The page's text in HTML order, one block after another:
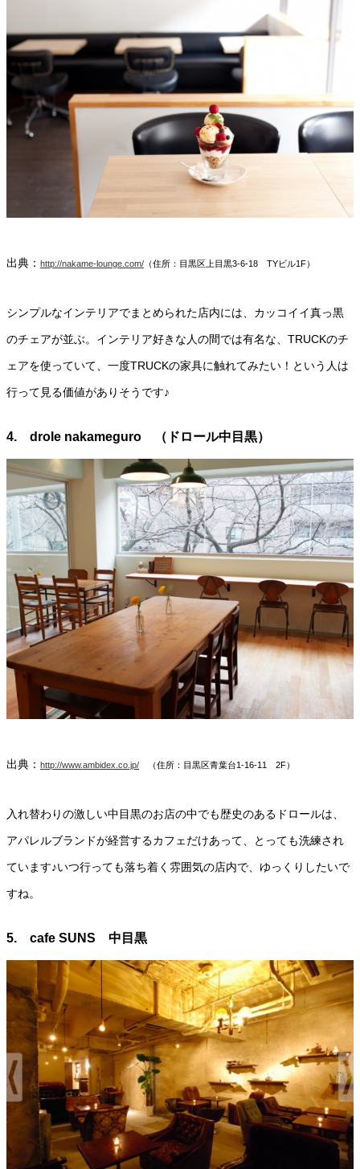
出典： http://nakame-lounge.com/ （住所：目黒区上目黒3-6-18 TYビル1F）
シンプルなインテリアでまとめられた店内には、カッコイイ真っ黒
のチェアが並ぶ。インテリア好きな人の間では有名な、TRUCKのチ
ェアを使っていて、一度TRUCKの家具に触れてみたい！という人は
行って見る価値がありそうです♪
4. drole nakameguro （ドロール中目黒）
出典： http://www.ambidex.co.jp/ （住所：目黒区青葉台1-16-11 2F）
入れ替わりの激しい中目黒のお店の中でも歴史のあるドロールは、
アパレルブランドが経営するカフェだけあって、とっても洗練され
ています♪いつ行っても落ち着く雰囲気の店内で、ゆっくりしたいで
すね。
5. cafe SUNS 中目黒